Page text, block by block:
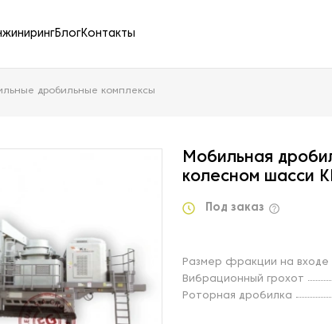
БлогКонтакты
дробильные комплексы
Мобильная
колесном шасси
Под заказ
Размер фракции на входе
Вибрационный грохот
Роторная дробилка